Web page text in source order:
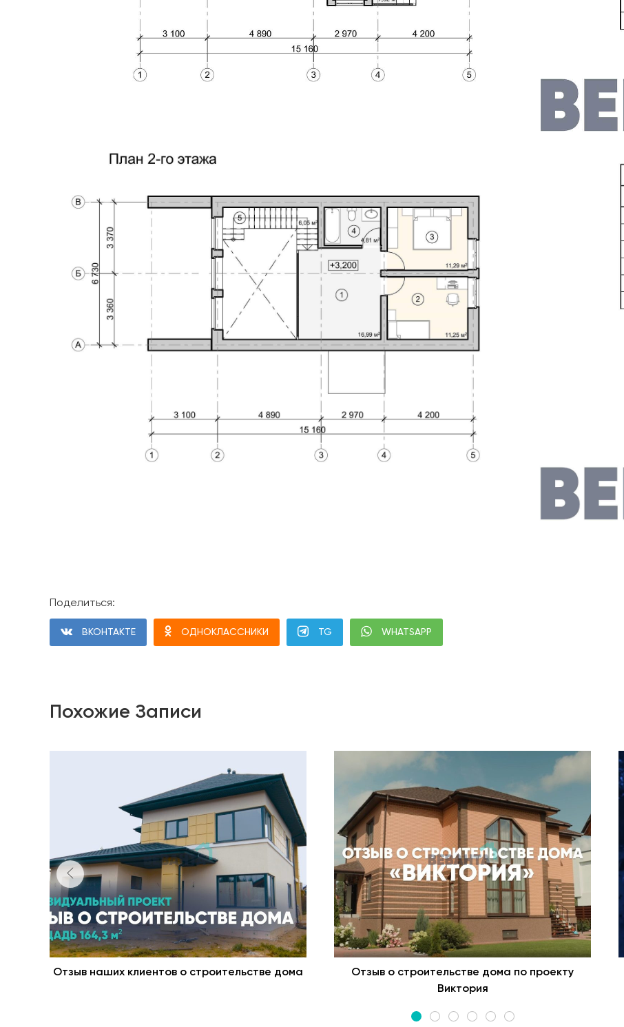
Поделиться:
ВКОНТАКТЕ ОДНОКЛАССНИКИ TG WHATSAPP
Похожие Записи
Отзыв наших клиентов о строительстве дома
Отзыв о строительстве дома по проекту
Виктория